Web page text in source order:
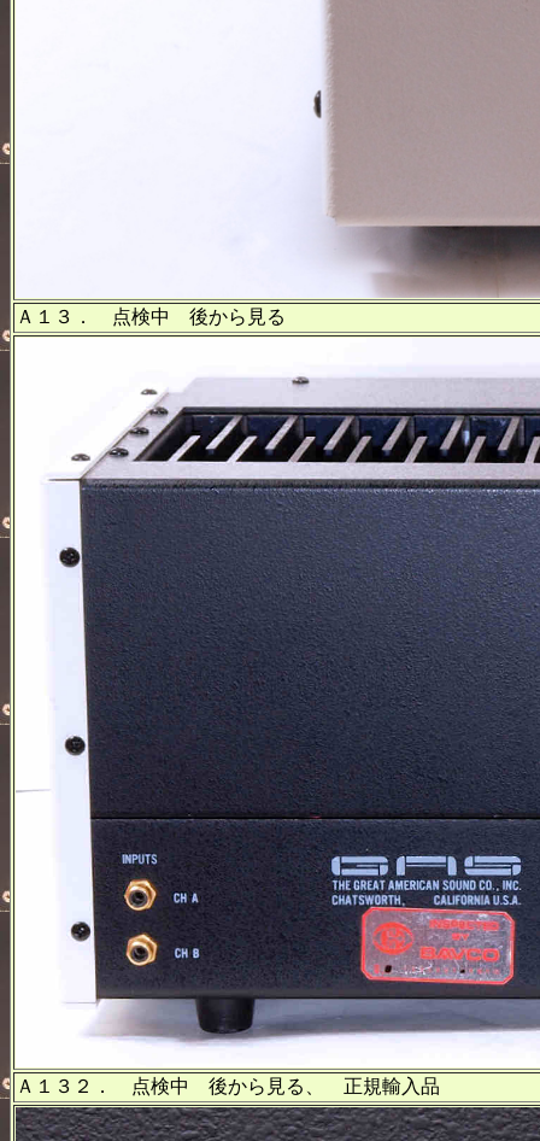
Ａ１３． 点検中 後から見る
Ａ１３２． 点検中 後から見る、 正規輸入品